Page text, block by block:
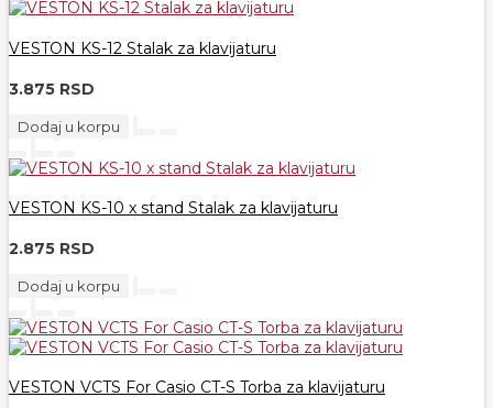
VESTON KS-12 Stalak za klavijaturu
3.875 RSD
Dodaj u korpu
VESTON KS-10 x stand Stalak za klavijaturu
2.875 RSD
Dodaj u korpu
VESTON VCTS For Casio CT-S Torba za klavijaturu